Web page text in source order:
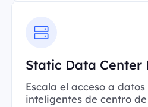
Static Data Center
Escala el acceso a
inteligentes de centro